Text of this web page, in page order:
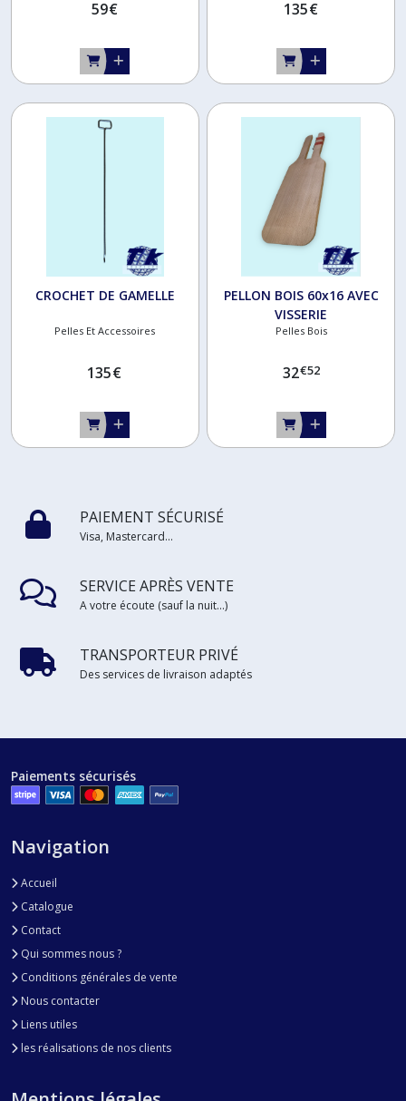
59€ 135€
CROCHET DE GAMELLE
Pelles Et Accessoires
135€
PELLON BOIS 60x16 AVEC
VISSERIE
Pelles Bois
32€52
PAIEMENT SÉCURISÉ
Visa, Mastercard...
SERVICE APRÈS VENTE
A votre écoute (sauf la nuit...)
TRANSPORTEUR PRIVÉ
Des services de livraison adaptés
Paiements sécurisés
Navigation
Accueil
Catalogue
Contact
Qui sommes nous ?
Conditions générales de vente
Nous contacter
Liens utiles
les réalisations de nos clients